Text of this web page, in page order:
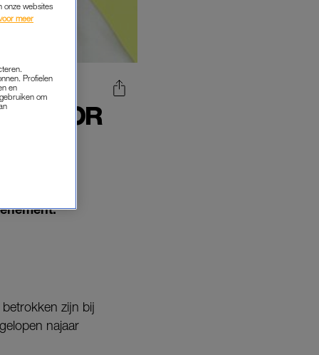
het
zijn bij
najaar
onze websites
meer
Profielen
en
om